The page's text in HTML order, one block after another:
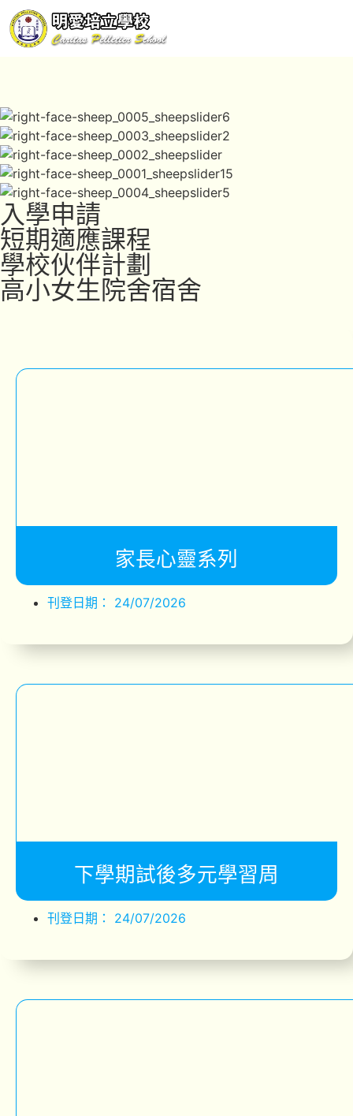
入學申請
短期適應課程
學校伙伴計劃
高小女生院舍宿舍
家長心靈系列
刊登日期： 24/07/2026
下學期試後多元學習周
刊登日期： 24/07/2026